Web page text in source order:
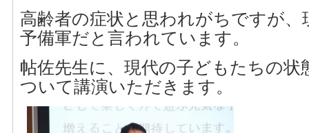
高齢者の症状と思われがちですが
予備軍だと言われています。
帖佐先生に、現代の子どもたちの状
ついて講演いただきます。